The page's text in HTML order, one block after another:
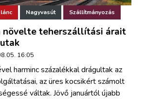
Nagyvasút Szállítmányozás
növelte teherszállítási árait
16:05
harminc százalékkal drágultak az
az üres kocsikért számolt
váltak. Jövő januártól újabb